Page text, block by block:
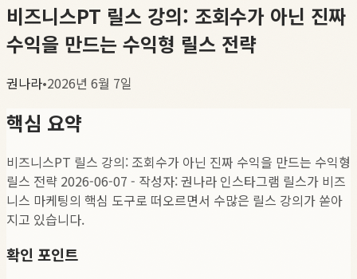
비즈니스PT 릴스 강의: 조회수가 아닌 진짜
수익을 만드는 수익형 릴스 전략
권나라•2026년 6월 7일
핵심 요약
비즈니스PT 릴스 강의: 조회수가 아닌 진짜 수익을 만드는 수익형
릴스 전략 2026-06-07 - 작성자: 권나라 인스타그램 릴스가 비즈
니스 마케팅의 핵심 도구로 떠오르면서 수많은 릴스 강의가 쏟아
지고 있습니다.
확인 포인트